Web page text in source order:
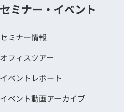
セミナー・イベント
セミナー情報
オフィスツアー
イベントレポート
イベント動画アーカイブ